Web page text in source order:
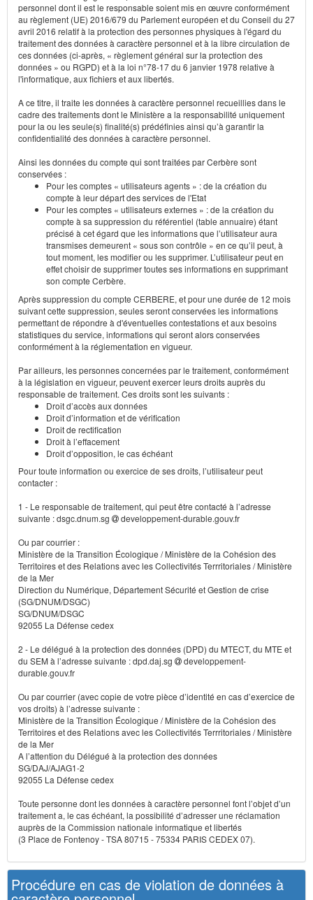
personnel dont il est le responsable soient mis en œuvre conformément
au règlement (UE) 2016/679 du Parlement européen et du Conseil du 27
avril 2016 relatif à la protection des personnes physiques à l'égard du
traitement des données à caractère personnel et à la libre circulation de
ces données (ci-après, « règlement général sur la protection des
données » ou RGPD) et à la loi n°78-17 du 6 janvier 1978 relative à
l'informatique, aux fichiers et aux libertés.
A ce titre, il traite les données à caractère personnel recueillies dans le
cadre des traitements dont le Ministère a la responsabilité uniquement
pour la ou les seule(s) finalité(s) prédéfinies ainsi qu’à garantir la
confidentialité des données à caractère personnel.
Ainsi les données du compte qui sont traitées par Cerbère sont
conservées :
Pour les comptes « utilisateurs agents » : de la création du
compte à leur départ des services de l'Etat
Pour les comptes « utilisateurs externes » : de la création du
compte à sa suppression du référentiel (table annuaire) étant
précisé à cet égard que les informations que l’utilisateur aura
transmises demeurent « sous son contrôle » en ce qu’il peut, à
tout moment, les modifier ou les supprimer. L’utilisateur peut en
effet choisir de supprimer toutes ses informations en supprimant
son compte Cerbère.
Après suppression du compte CERBERE, et pour une durée de 12 mois
suivant cette suppression, seules seront conservées les informations
permettant de répondre à d'éventuelles contestations et aux besoins
statistiques du service, informations qui seront alors conservées
conformément à la réglementation en vigueur.
Par ailleurs, les personnes concernées par le traitement, conformément
à la législation en vigueur, peuvent exercer leurs droits auprès du
responsable de traitement. Ces droits sont les suivants :
Droit d’accès aux données
Droit d’information et de vérification
Droit de rectification
Droit à l’effacement
Droit d’opposition, le cas échéant
Pour toute information ou exercice de ses droits, l’utilisateur peut
contacter :
1 - Le responsable de traitement, qui peut être contacté à l’adresse
suivante : dsgc.dnum.sg
developpement-durable.gouv.fr
Ou par courrier :
Ministère de la Transition Écologique / Ministère de la Cohésion des
Territoires et des Relations avec les Collectivités Terrritoriales / Ministère
de la Mer
Direction du Numérique, Département Sécurité et Gestion de crise
(SG/DNUM/DSGC)
SG/DNUM/DSGC
92055 La Défense cedex
2 - Le délégué à la protection des données (DPD) du MTECT, du MTE et
du SEM à l’adresse suivante : dpd.daj.sg
developpement-
durable.gouv.fr
Ou par courrier (avec copie de votre pièce d’identité en cas d’exercice de
vos droits) à l’adresse suivante :
Ministère de la Transition Écologique / Ministère de la Cohésion des
Territoires et des Relations avec les Collectivités Terrritoriales / Ministère
de la Mer
A l’attention du Délégué à la protection des données
SG/DAJ/AJAG1-2
92055 La Défense cedex
Toute personne dont les données à caractère personnel font l’objet d’un
traitement a, le cas échéant, la possibilité d’adresser une réclamation
auprès de la Commission nationale informatique et libertés
(3 Place de Fontenoy - TSA 80715 - 75334 PARIS CEDEX 07).
Procédure en cas de violation de données à